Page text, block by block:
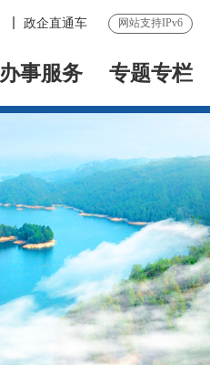
政企直通车 网站支持IPv6
办事服务 专题专栏